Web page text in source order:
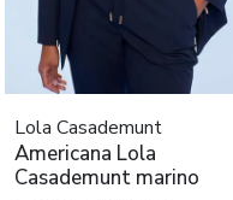
Lola Casademunt
Americana Lola
Casademunt marino